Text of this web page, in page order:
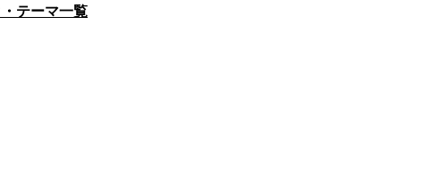
テーマ一覧